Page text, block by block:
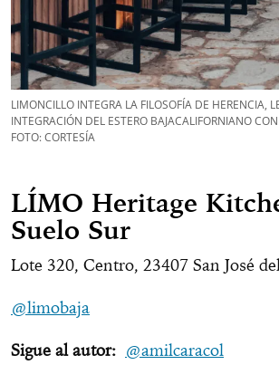
LIMONCILLO INTEGRA LA FILOSOFÍA DE HERENCIA,
INTEGRACIÓN DEL ESTERO BAJACALIFORNIANO
FOTO: CORTESÍA
LÍMO Heritage
Suelo Sur
Lote 320, Centro, 23407 San José
@limobaja
Sigue al autor: @amilcaracol